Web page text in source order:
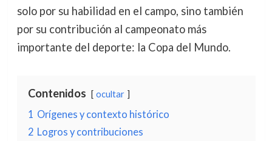
solo por su habilidad en el campo, sino también
por su contribución al campeonato más
importante del deporte: la Copa del Mundo.
Contenidos ocultar
1 Orígenes y contexto histórico
2 Logros y contribuciones